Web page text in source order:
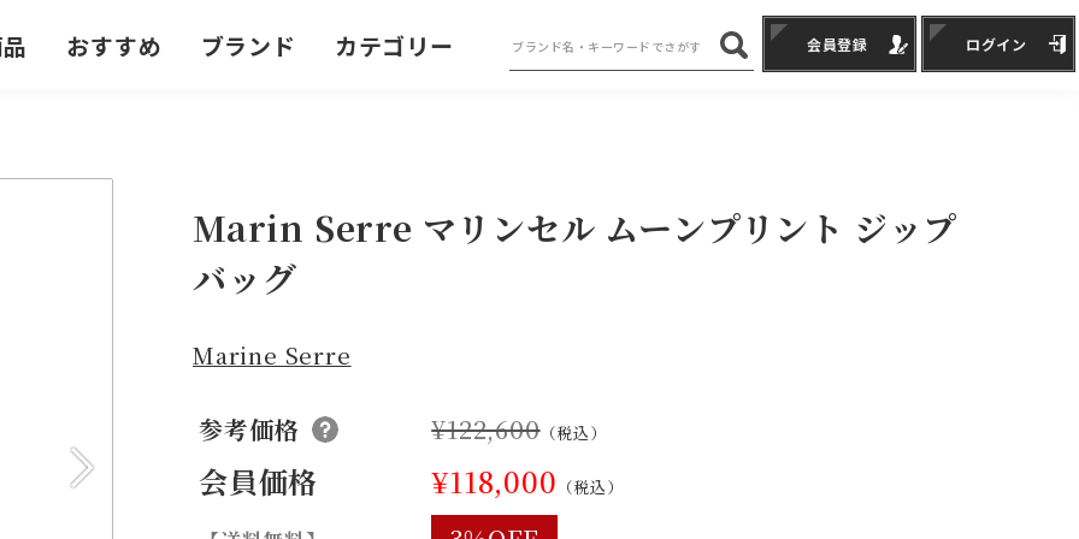
おすすめ ブランド カテゴリー 会員登録 ログイン
Marin Serre マリンセル ムーンプリント ジップ
バッグ
Marine Serre
参考価格 ¥122,600（税込）
会員価格 ¥118,000 （税込）